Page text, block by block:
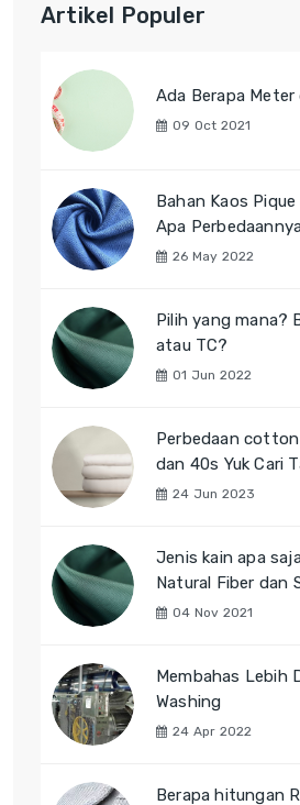
Artikel Populer
Ada Berapa Meter
09 Oct 2021
Bahan Kaos
Apa
26 May 2022
Pilih yang mana?
atau TC?
01 Jun 2022
Perbedaan
dan 40s Yuk Cari
24 Jun 2023
Jenis kain apa
Natural Fiber dan
04 Nov 2021
Membahas Lebih
Washing
24 Apr 2022
Berapa hitungan